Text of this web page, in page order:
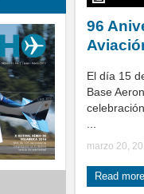
96
El día 15
Base
...
marzo 20,
Read more